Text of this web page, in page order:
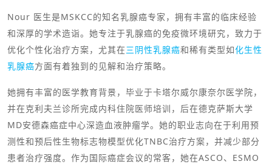
Nour 医生是MSKCC的知名乳腺癌专家，拥有丰富的临床经验
和深厚的学术造诣。她专注于乳腺癌的免疫微环境研究，致力于
优化个性化治疗方案，尤其在三阴性乳腺癌和稀有类型如化生性
乳腺癌方面有着独到的见解和治疗策略。
她拥有丰富的医学教育背景，毕业于卡塔尔威尔康奈尔医学院，
并在克利夫兰诊所完成内科住院医师培训，后在德克萨斯大学
MD安德森癌症中心深造血液肿瘤学。她的职业志向在于利用预
测性和预后性生物标志物模型优化TNBC治疗方案，并减少部分
患者治疗强度。作为国际癌症会议的常客，她在ASCO、ESMO